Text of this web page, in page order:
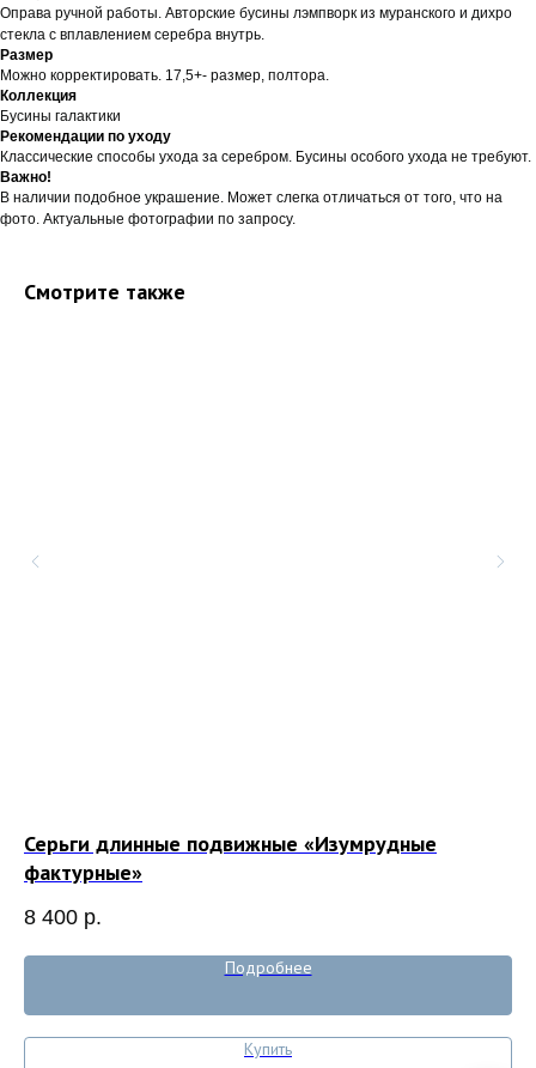
Оправа ручной работы. Авторские бусины лэмпворк из муранского и дихро
стекла с вплавлением серебра внутрь.
Размер
Можно корректировать. 17,5+- размер, полтора.
Коллекция
Бусины галактики
Рекомендации по уходу
Классические способы ухода за серебром. Бусины особого ухода не требуют.
Важно!
В наличии подобное украшение. Может слегка отличаться от того, что на
фото. Актуальные фотографии по запросу.
Смотрите также
Серьги длинные подвижные «Изумрудные
фактурные»
8 400 р.
Подробнее
Купить